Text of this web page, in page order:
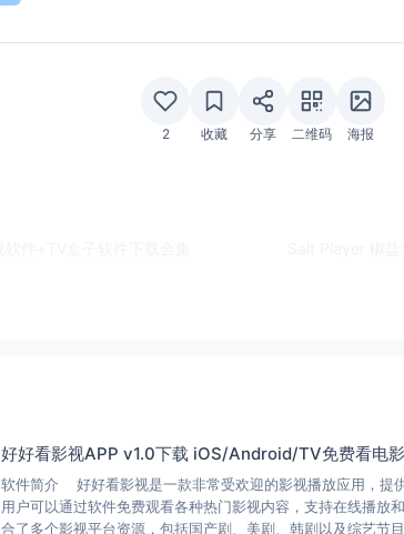
2 收藏 分享 二维码 海报
好好看影视APP v1.0下载 iOS/Android/TV免费看电
软件简介 好好看影视是一款非常受欢迎的影视播放应用，提
用户可以通过软件免费观看各种热门影视内容，支持在线播
合了多个影视平台资源，包括国产剧、美剧、韩剧以及综艺节